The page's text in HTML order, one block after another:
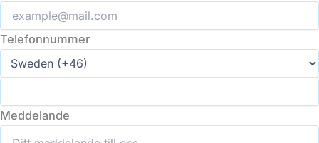
Telefonnummer
Meddelande